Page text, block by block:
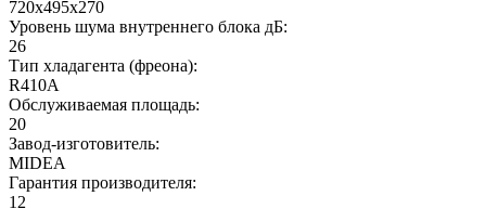
720x495х270
Уровень шума внутреннего блока дБ:
26
Тип хладагента (фреона):
R410A
Обслуживаемая площадь:
20
Завод-изготовитель:
MIDEA
Гарантия производителя:
12